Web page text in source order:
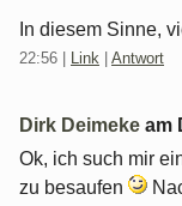
In diesem Sinne,
22:56 Link Antwort
Dirk Deimeke am
Ok, ich such mir
zu besaufen